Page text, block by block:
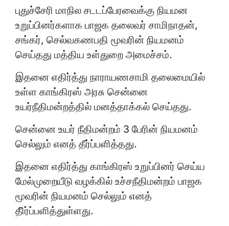
புதுச்சேரி மாநில சடடப்பேரவைக்கு நியமன
உறுப்பினர்களாக பாஜக தலைவர் சாமிநாதன்,
சங்கர், செல்வகணபதி மூவரின் நியமனம்
செய்தது மத்திய உள்துறை அமைச்சம்.
இதனை எதிர்த்து நாராயணசாமி தலைமையில்
உள்ள காங்கிரஸ் அரசு சென்னை
உயர்நீதிமன்றத்தில் மனத்தாக்கல் செய்தது.
சென்னை உயர் நீதிமன்றம் 3 பேரின் நியமனம்
செல்லும் எனத் தீர்ப்பளித்தது.
இதனை எதிர்த்து காங்கிரஸ் உறுப்பினர் செய்ய
மேல்முறையீடு வழக்கில் உச்சநீதிமன்றம் பாஜக
மூவரின் நியமனம் செல்லும் எனத்
தீிர்ப்பளித்துள்ளது.